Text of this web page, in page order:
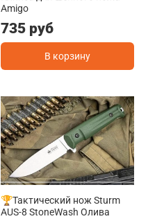
Amigo
735 руб
В корзину
🏆Тактический нож Sturm
AUS-8 StoneWash Олива